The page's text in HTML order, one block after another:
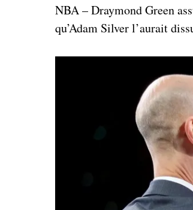
NBA – Draymond Green
qu’Adam Silver l’aurait